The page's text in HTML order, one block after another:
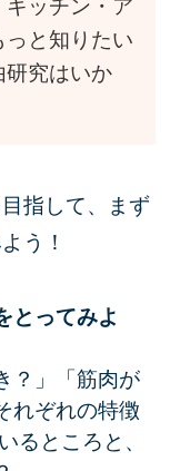
ッチン・ア
っと知りたい
研究はいか
指して、まず
う！
とってみよ
？」「筋肉が
れぞれの特徴
るところと、